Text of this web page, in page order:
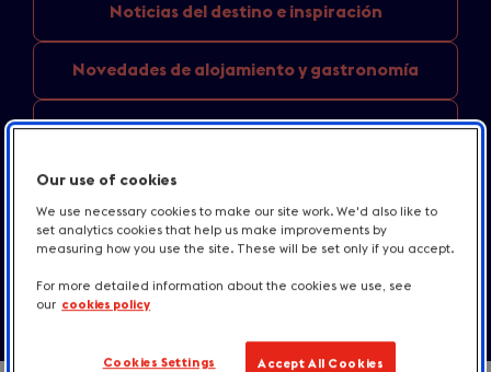
Noticias del destino e inspiración
Novedades de alojamiento y gastronomía
Englanddestination news
Contacto
Our use of cookies
We use necessary cookies to make our site work. We'd also like to
set analytics cookies that help us make improvements by
measuring how you use the site. These will be set only if you accept.
For more detailed information about the cookies we use, see
our cookies policy
Cookies Settings Accept All Cookies